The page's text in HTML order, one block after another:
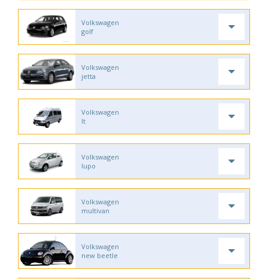
Volkswagen
golf
Volkswagen
jetta
Volkswagen
lt
Volkswagen
lupo
Volkswagen
multivan
Volkswagen
new beetle